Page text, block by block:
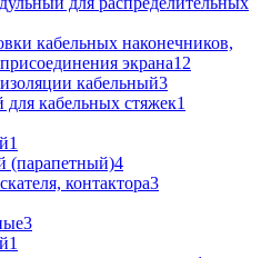
кабельных наконечников,
экрана12
кабельный3
кабельных стяжек1
1
(парапетный)4
контактора3
3
1